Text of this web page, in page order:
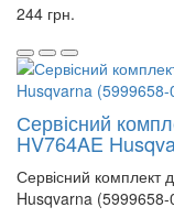
244 грн.
Сервісний
HV764AE
Сервісний комплект
Husqvarna (5999658-